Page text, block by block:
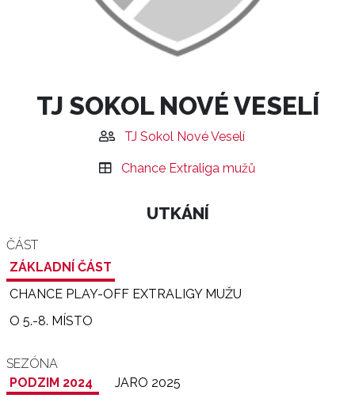
TJ SOKOL NOVÉ VESELÍ
TJ Sokol Nové Veselí
Chance Extraliga mužů
UTKÁNÍ
ČÁST
ZÁKLADNÍ ČÁST
CHANCE PLAY-OFF EXTRALIGY MUŽU
O 5.-8. MÍSTO
SEZÓNA
PODZIM 2024
JARO 2025